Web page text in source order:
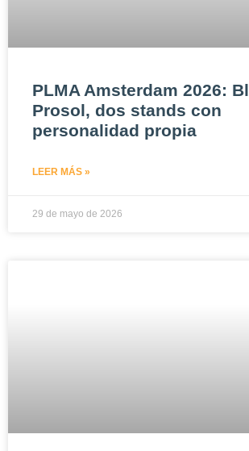
PLMA Amsterdam 2026:
Prosol, dos stands con
personalidad propia
LEER MÁS »
29 de mayo de 2026